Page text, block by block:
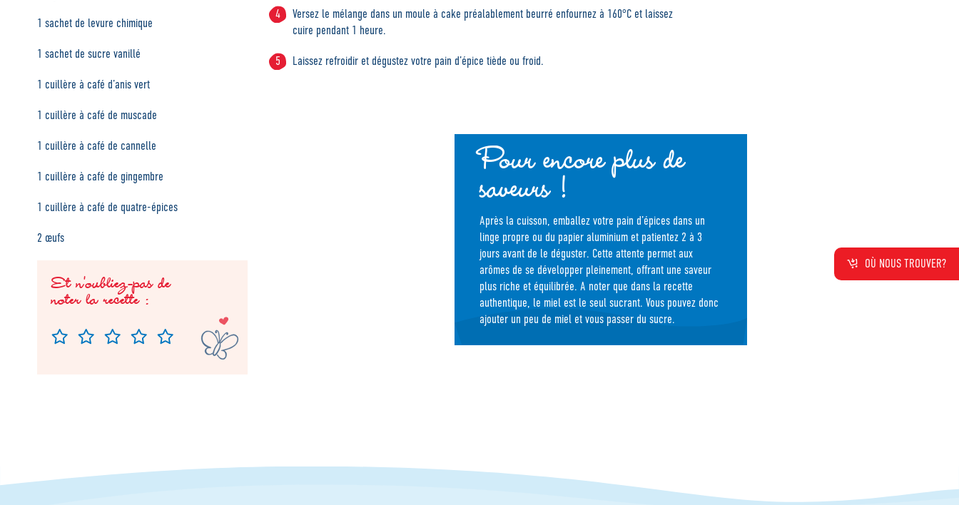

1 sachet de levure chimique
1 sachet de sucre vanillé
1 cuillère à café d’anis vert
1 cuillère à café de muscade
1 cuillère à café de cannelle
1 cuillère à café de gingembre
1 cuillère à café de quatre-épices
2 œufs
Et n'oubliez-pas de
noter la recette :
Versez le mélange dans un moule à cake préalablement beurré enfournez à 160°C et laissez
cuire pendant 1 heure.
Laissez refroidir et dégustez votre pain d’épice tiède ou froid.
Pour encore plus de
saveurs !
Après la cuisson, emballez votre pain d’épices dans un
linge propre ou du papier aluminium et patientez 2 à 3
jours avant de le déguster. Cette attente permet aux
arômes de se développer pleinement, offrant une saveur
plus riche et équilibrée. A noter que dans la recette
authentique, le miel est le seul sucrant. Vous pouvez donc
ajouter un peu de miel et vous passer du sucre.